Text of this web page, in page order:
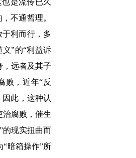
不通哲理。
于利而行，多
义”的“利益诉
，远者及其子
败，近年“反
因此，这种认
治腐败，催生
”的现实扭曲而
“暗箱操作”所